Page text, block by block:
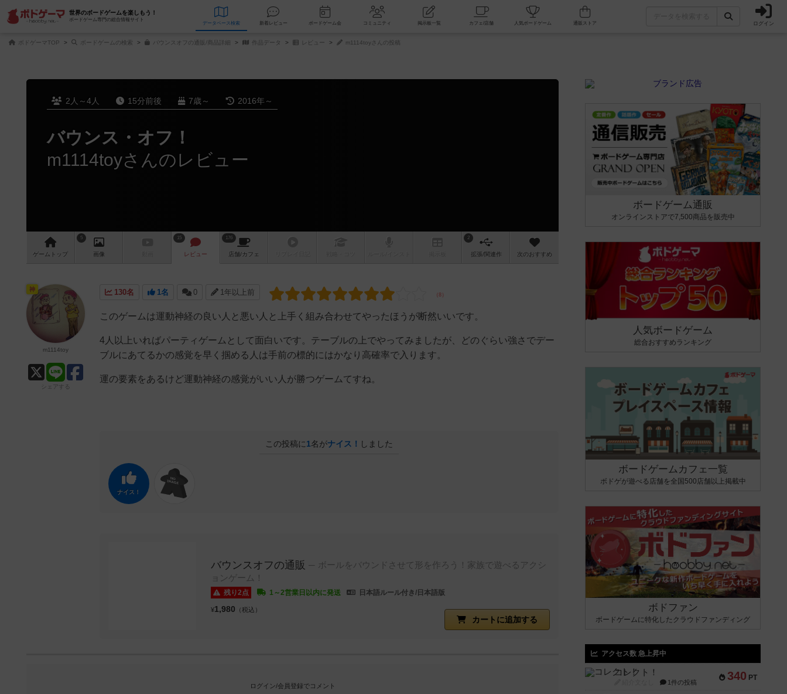
世界のボードゲームを楽しもう！
ボードゲーム専門の総合情報サイト
データベース 検索 新着レビュー ボードゲーム会 コミュニティ 掲示板一覧 カフェ/店舗 人気ボードゲーム ログイン
ボドゲーマTOP ボードゲームの検索 バウンスオフの通販/商品詳細 作品データ レビュー m1114toyさんの投稿
2人～4人 15分前後 7歳～ 2016年～
バウンス・オフ！
m1114toyさんのレビュー
ゲーム トップ
5
画像
15
レビュー
176
店舗/カフェ
2
拡張/関連作 次のおすすめ
130名 1名 0 1年以上前
このゲームは運動神経の良い人と悪い人と上手く組み合わせてやったほうが断然いいです。
4人以上いればパーティゲームとして面白いです。テーブルの上でやってみましたが、どのぐらい強さでデー
ブルにあてるかの感覚を早く掴める人は手前の標的にはかなり高確率で入ります。
運の要素をあるけど運動神経の感覚がいい人が勝つゲームてすね。
この投稿に1名がナイス！ しました
ナイス！
バウンスオフの通販
ボールをバウンドさせて形を作ろう！家族で遊べるアクシ
ョンゲーム！
残り2点 1～2営業日以内に発送 日本語ルール付き/日本語版
カートに追加する
¥1,980 （税込）
神
m1114toy
シェアする
ログイン/会員登録でコメント
ボードゲーム通販
オンラインストアで7,500商品を販売中
人気ボードゲーム
総合おすすめランキング
ボードゲームカフェ一覧
ボドゲが遊べる店舗を全国500店舗以上掲載中
ボドファン
ボードゲームに特化したクラウドファンディング
アクセス数 急上昇中
340 PT
コレクト！
1件の投稿